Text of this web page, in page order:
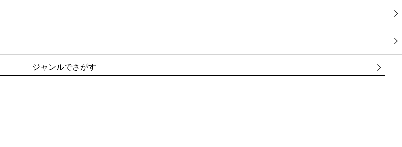
ジャンルでさがす